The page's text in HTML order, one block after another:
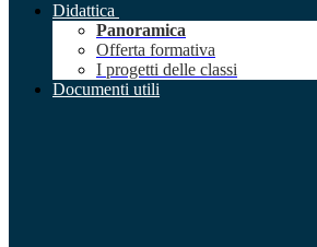
Didattica
Panoramica
Offerta formativa
I progetti delle classi
Documenti utili